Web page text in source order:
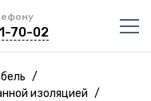
70-02
/
изоляцией /